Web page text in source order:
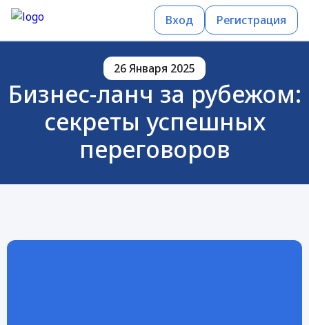
Вход Регистрация
26 Января 2025
Бизнес-ланч за рубежом:
секреты успешных
переговоров